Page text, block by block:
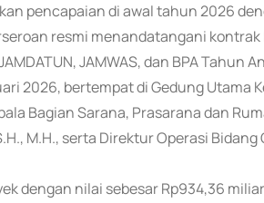
pencapaian di awal tahun 2026
resmi menandatangani kontrak
JAMWAS, dan BPA Tahun
2026, bertempat di Gedung Utama
Bagian Sarana, Prasarana dan
M.H., serta Direktur Operasi Bidang
dengan nilai sebesar Rp934,36